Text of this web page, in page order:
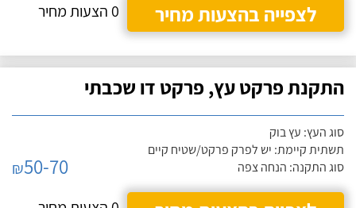
לצפייה בהצעות מחיר
0 הצעות מחיר
התקנת פרקט עץ, פרקט דו שכבתי
סוג העץ: עץ בוק
תשתית קיימת: יש לפרק פרקט/שטיח קיים
סוג התקנה: הנחה צפה
₪50-70